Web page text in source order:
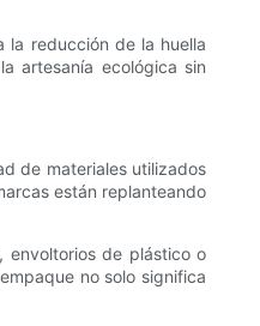
la reducción de la huella
artesanía ecológica sin
de materiales utilizados
están replanteando
envoltorios de plástico o
no solo significa